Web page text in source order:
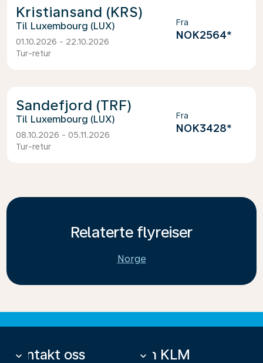
Kristiansand (KRS)
Luxembourg (LUX)
01.10.2026 - 22.10.2026
Tur-retur
Fra
NOK2564*
Sandefjord (TRF)
Luxembourg (LUX)
08.10.2026 - 05.11.2026
Tur-retur
Fra
NOK3428*
Relaterte flyreiser
Norge
Kontakt oss
keyboard_arrow_down Om KLM
keyboard_arrow_down